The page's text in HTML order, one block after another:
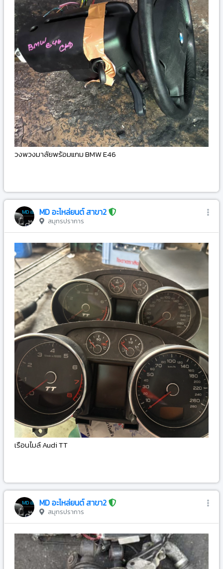
วงพวงมาลัยพร้อมแกม BMW E46
MD อะไหล่ยนต์ สาขา2
สมุทรปราการ
เรือนไมล์ Audi TT
MD อะไหล่ยนต์ สาขา2
สมุทรปราการ